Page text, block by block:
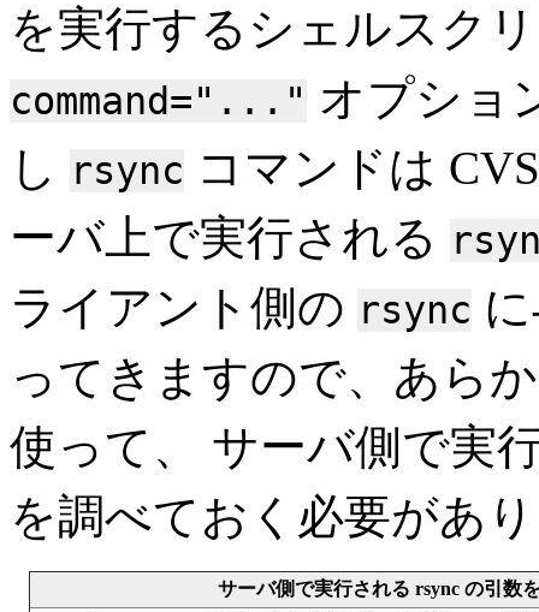
を実行するシェルスク
command="..." オプショ
し
rsync コマンドは
ーバ上で実行される
ライアント側の rsync
ってきますので、あら
使って、 サーバ側で実
を調べておく必要があ
サーバ側で実行される rsync の引数